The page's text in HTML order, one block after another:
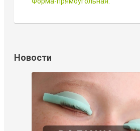
Новости